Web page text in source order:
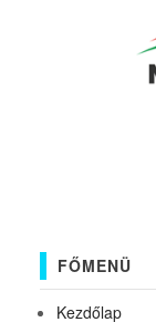
FŐMENÜ
Kezdőlap